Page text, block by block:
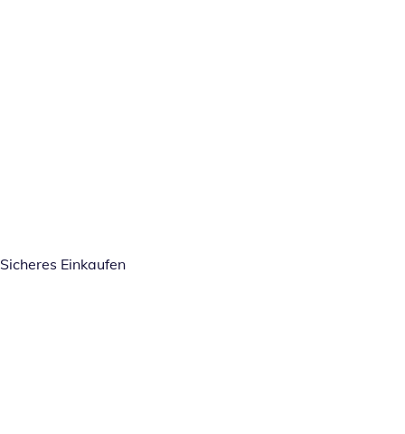
Sicheres Einkaufen